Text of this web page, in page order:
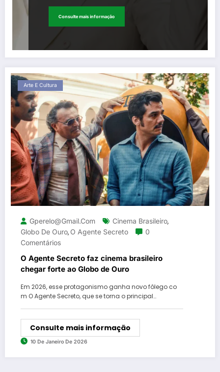
Consulte mais informação
Arte E Cultura
Gperelo@gmail.com Cinema Brasileiro,
Globo De Ouro, O Agente Secreto
0
Comentários
O Agente Secreto faz cinema brasileiro
chegar forte ao Globo de Ouro
Em 2026, esse protagonismo ganha novo fôlego co
m O Agente Secreto, que se torna o principal…
Consulte mais informação
10 De Janeiro De 2026